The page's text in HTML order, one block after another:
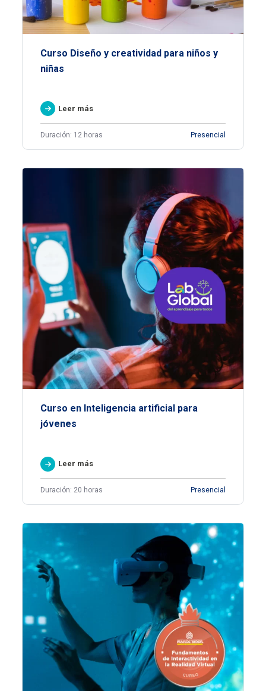
Curso Diseño y creatividad para niños y
niñas
Leer más
Duración: 12 horas Presencial
Curso en Inteligencia artificial para
jóvenes
Leer más
Duración: 20 horas Presencial